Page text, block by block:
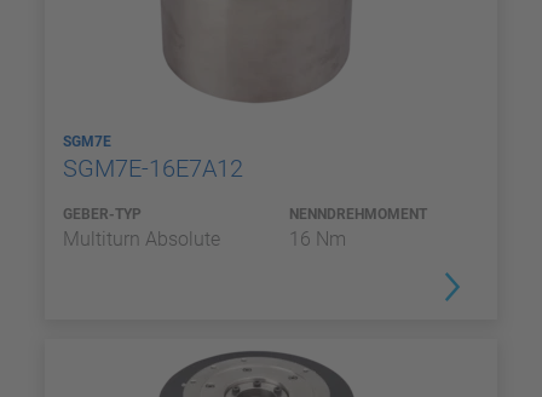
SGM7E
SGM7E-16E7A12
GEBER-TYP
Multiturn Absolute
NENNDREHMOMENT
16 Nm